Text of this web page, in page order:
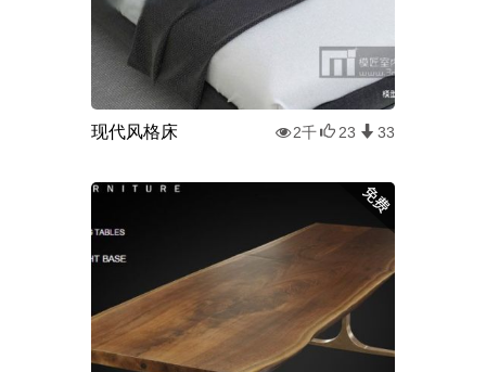
现代风格床 2千 23 33